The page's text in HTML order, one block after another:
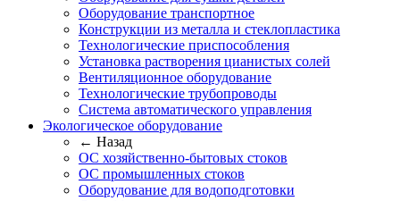
Оборудование транспортное
Конструкции из металла и стеклопластика
Технологические приспособления
Установка растворения цианистых солей
Вентиляционное оборудование
Технологические трубопроводы
Система автоматического управления
Экологическое оборудование
← Назад
ОС хозяйственно-бытовых стоков
ОС промышленных стоков
Оборудование для водоподготовки